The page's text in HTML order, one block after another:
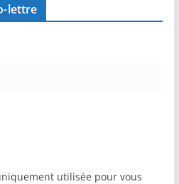
lettre
utilisée pour vous